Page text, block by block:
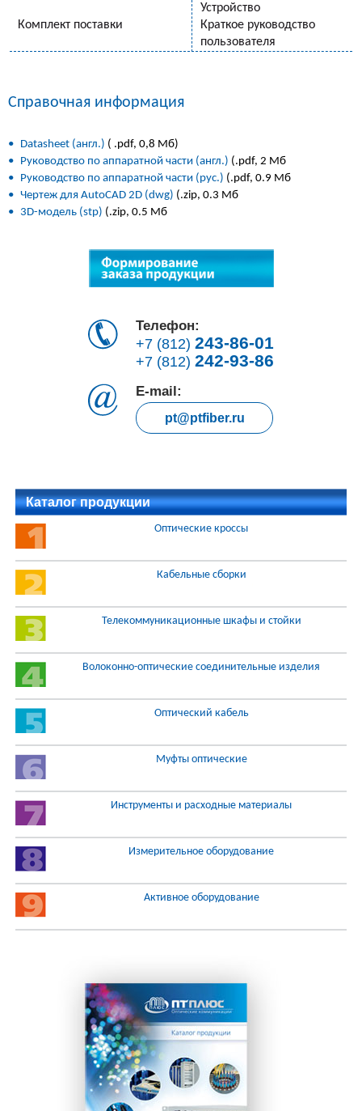
Телефон:
+7 (812)243-86-01
+7 (812)242-93-86
E-mail:
pt@ptfiber.ru
Каталог продукции
Оптические кроссы
Кабельные сборки
Телекоммуникационные шкафы и стойки
Волоконно-оптические соединительные изделия
Оптический кабель
Муфты оптические
Инструменты и расходные материалы
Измерительное оборудование
Активное оборудование
Комплект поставки
Устройство
Краткое руководство
пользователя
Справочная информация
• Datasheet (англ.) ( .pdf, 0,8 Мб)
• Руководство по аппаратной части (англ.) (.pdf, 2 Мб
• Руководство по аппаратной части (рус.) (.pdf, 0.9 Мб
• Чертеж для AutoCAD 2D (dwg) (.zip, 0.3 Мб
• 3D-модель (stp) (.zip, 0.5 Мб